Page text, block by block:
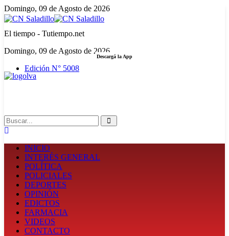
Domingo, 09 de Agosto de 2026
El tiempo - Tutiempo.net
Domingo, 09 de Agosto de 2026
Edición N° 5008
Descargá la App
INICIO
INTERÉS GENERAL
POLÍTICA
POLICIALES
DEPORTES
OPINIÓN
EDICTOS
FARMACIA
VIDEOS
CONTACTO